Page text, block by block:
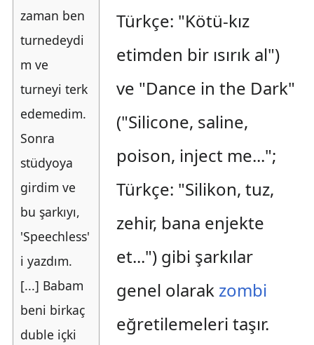
zaman ben
turnedeydi
m ve
turneyi terk
edemedim.
Sonra
stüdyoya
girdim ve
bu şarkıyı,
'Speechless'
i yazdım.
[...] Babam
beni birkaç
duble içki
Türkçe: "Kötü-kız
etimden bir ısırık al")
ve "Dance in the Dark"
("Silicone, saline,
poison, inject me...";
Türkçe: "Silikon, tuz,
zehir, bana enjekte
et...") gibi şarkılar
genel olarak zombi
eğretilemeleri taşır.